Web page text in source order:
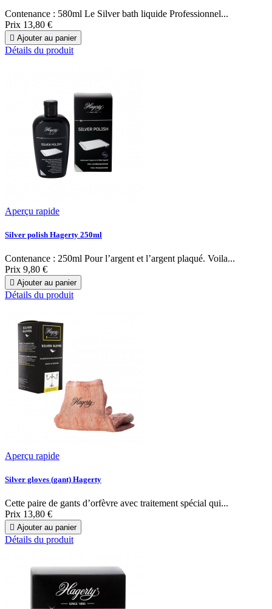
Contenance : 580ml Le Silver bath liquide Professionnel...
Prix 13,80 €
 Ajouter au panier
Détails du produit
Aperçu rapide
Silver polish Hagerty 250ml
Contenance : 250ml Pour l’argent et l’argent plaqué. Voila...
Prix 9,80 €
 Ajouter au panier
Détails du produit
Aperçu rapide
Silver gloves (gant) Hagerty
Cette paire de gants d’orfèvre avec traitement spécial qui...
Prix 13,80 €
 Ajouter au panier
Détails du produit